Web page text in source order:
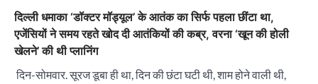
दिल्ली धमाका ‘डॉक्टर मॉड्यूल’ के आतंक का सिर्फ पहला छींटा था,
एजेंसियों ने समय रहते खोद दी आतंकियों की कब्र, वरना ‘खून की होली
खेलने’ की थी प्लानिंग
दिन-सोमवार. सूरज डूबा ही था, दिन की छंटा घटी थी, शाम होने वाली थी,